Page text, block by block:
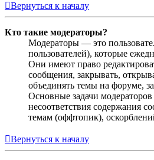
Вернуться к началу
Кто такие модераторы?
Модераторы — это
пользователей), которые
Они имеют право
сообщения, закрывать,
объединять темы на форуме,
Основные задачи
несоответствия содержания
темам (оффтопик),
Вернуться к началу